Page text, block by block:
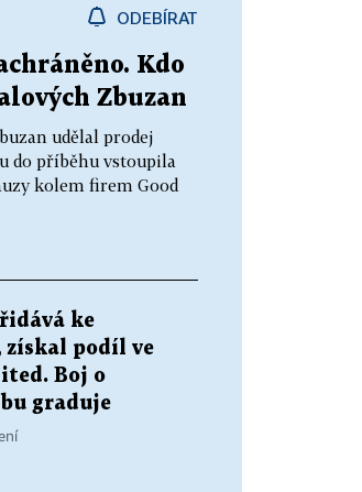
ODEBÍRAT
Kdo
Zbuzan
udělal prodej
do příběhu vstoupila
kolem firem Good
ke
podíl ve
Boj o
graduje